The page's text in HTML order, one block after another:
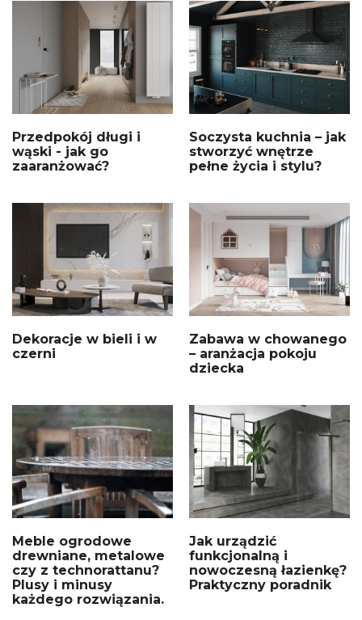
Przedpokój długi i
wąski - jak go
zaaranżować?
Soczysta kuchnia – jak
stworzyć wnętrze
pełne życia i stylu?
Dekoracje w bieli i w
czerni
Zabawa w chowanego
– aranżacja pokoju
dziecka
Meble ogrodowe
drewniane, metalowe
czy z technorattanu?
Plusy i minusy
każdego rozwiązania.
Jak urządzić
funkcjonalną i
nowoczesną łazienkę?
Praktyczny poradnik